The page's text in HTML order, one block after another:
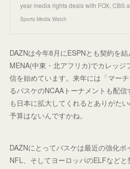
year media rights deals with FOX, CBS
Sports Media Watch
DAZNは今年8月にESPNとも契約を
MENA(中東・北アフリカ)でカレッジ
信を始めています。来年には「マー
るバスケのNCAAトーナメントも配
も日本に拡大してくれるとありがた
予算はないんですかね。
DAZNにとってバスケは最近の強化ポ
NFL、そしてヨーロッパのELFなど